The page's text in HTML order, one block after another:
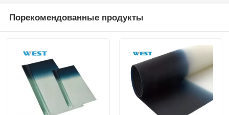
Порекомендованные продукты